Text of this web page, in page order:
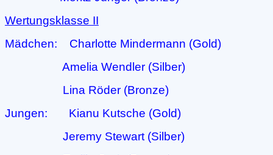
Wertungsklasse II
Mädchen: Charlotte Mindermann (Gold)
Amelia Wendler (Silber)
Lina Röder (Bronze)
Jungen: Kianu Kutsche (Gold)
Jeremy Stewart (Silber)